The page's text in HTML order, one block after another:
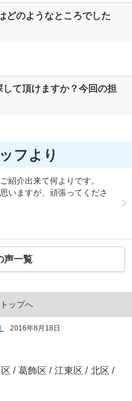
どのようなところでした
て頂けますか？今回の担
フより
紹介出来て何よりです。
いますが、頑張ってくださ
声一覧
ップへ
2016年8月18日
/ 葛飾区 / 江東区 / 北区 /